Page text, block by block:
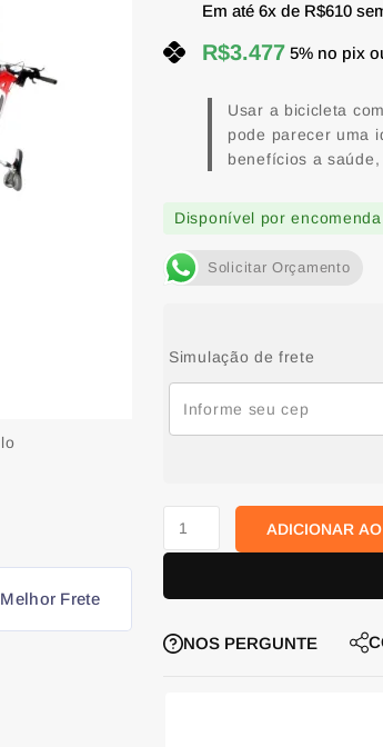
Melhor Frete
Em até 6x de R$610
R$3.477 5% no pix
Usar a bicicleta
pode parecer uma
benefícios a
Disponível por encomenda
Solicitar Orçamento
Simulação de frete
ADICIONAR
NOS PERGUNTE